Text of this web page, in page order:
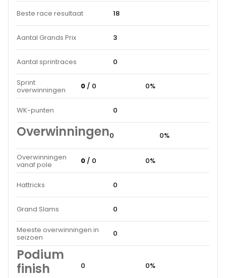
Beste race resultaat 18
Aantal Grands Prix 3
Aantal sprintraces 0
Sprint
overwinningen 0 / 0 0%
WK-punten 0
Overwinningen0 0%
Overwinningen
vanaf pole 0 / 0 0%
Hattricks 0
Grand Slams 0
Meeste overwinningen in
seizoen 0
Podium
finish
0 0%